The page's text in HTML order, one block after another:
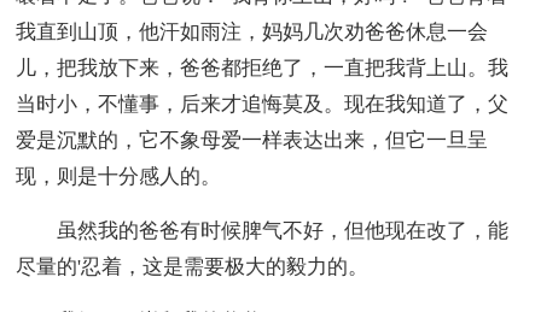
我直到山顶，他汗如雨注，妈妈几次劝爸爸休息一会
儿，把我放下来，爸爸都拒绝了，一直把我背上山。我
当时小，不懂事，后来才追悔莫及。现在我知道了，父
爱是沉默的，它不象母爱一样表达出来，但它一旦呈
现，则是十分感人的。
虽然我的爸爸有时候脾气不好，但他现在改了，能
尽量的'忍着，这是需要极大的毅力的。